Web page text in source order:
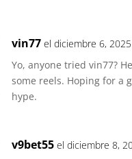
vin77 el diciembre 6,
Yo, anyone tried vin77?
some reels. Hoping for a
hype.
v9bet55 el diciembre 8,